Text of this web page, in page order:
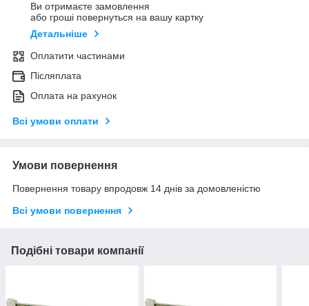
Ви отримаєте замовлення
або гроші повернуться на вашу картку
Детальніше
Оплатити частинами
Післяплата
Оплата на рахунок
Всі умови оплати
Умови повернення
Повернення товару впродовж 14 днів за домовленістю
Всі умови повернення
Подібні товари компанії